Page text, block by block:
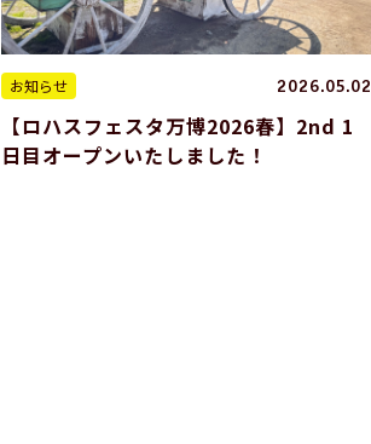
お知らせ 2026.05.02
【ロハスフェスタ万博2026春】2nd 1
日目オープンいたしました！